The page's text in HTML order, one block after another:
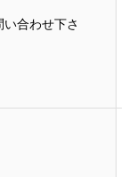
合わせ下さ